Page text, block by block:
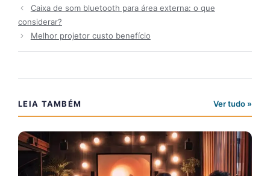
Caixa de som bluetooth para área externa: o que
considerar?
Melhor projetor custo benefício
LEIA TAMBÉM Ver tudo »